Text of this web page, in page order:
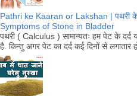
Pathri ke Kaaran or Lakshan | पथरी
Symptoms of Stone in Bladder
पथरी ( Calculus ) सामान्यतः हम पेट के
है. किन्तु अगर पेट का दर्द कई दिनों से लगातार